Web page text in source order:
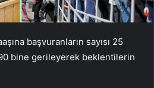
başvuranların sayısı 25
bine gerileyerek beklentilerin